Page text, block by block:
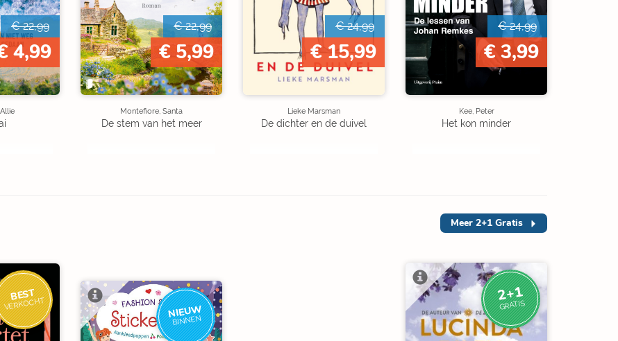
€ 22,99
4,99
€ 22,99
€ 5,99
Montefiore, Santa
De stem van het meer
€ 24,99
€ 15,99
Lieke Marsman
De dichter en de duivel
€ 24,99
€ 3,99
Kee, Peter
Het kon minder
Meer 2+1 Gratis
BEST
VERKOCHT NIEUW
BINNEN
2+1
GRATIS